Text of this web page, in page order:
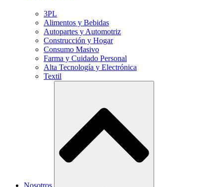
3PL
Alimentos y Bebidas
Autopartes y Automotriz
Construcción y Hogar
Consumo Masivo
Farma y Cuidado Personal
Alta Tecnología y Electrónica
Textil
Nosotros